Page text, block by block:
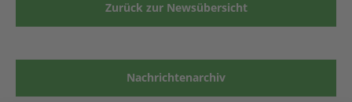
Zurück zur Newsübersicht
Nachrichtenarchiv